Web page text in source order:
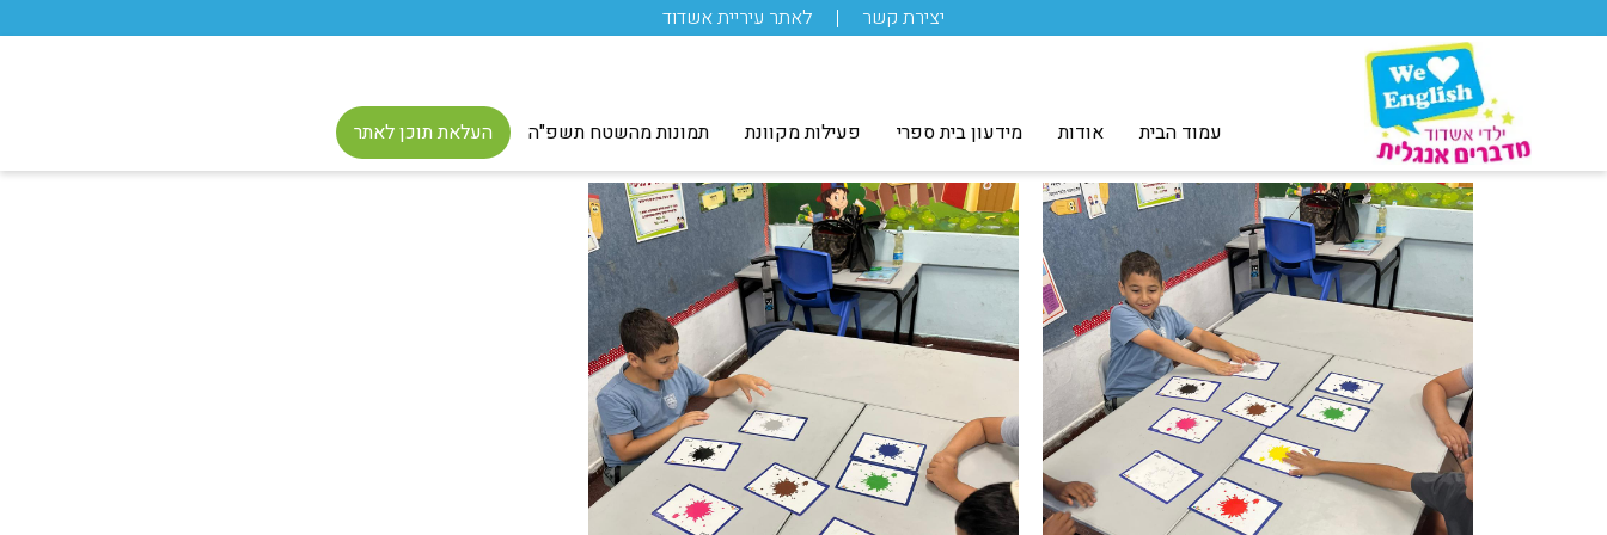
יצירת קשר לאתר עיריית אשדוד
עמוד הבית אודות מידעון בית ספרי פעילות מקוונת תמונות מהשטח תשפ"ה העלאת תוכן לאתר